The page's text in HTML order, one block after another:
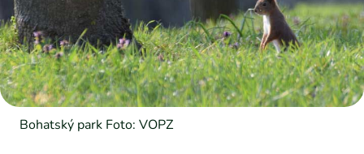
Bohatský park Foto: VOPZ